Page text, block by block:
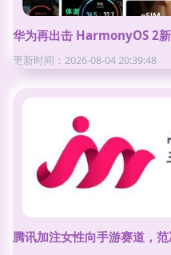
华为再出击 HarmonyOS 2
更新时间：2026-08-04 20:39:48
腾讯加注女性向手游赛道，